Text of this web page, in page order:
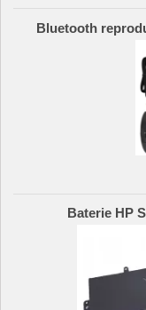
Bluetooth
Baterie HP